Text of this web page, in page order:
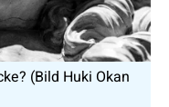
(Bild Huki Okan